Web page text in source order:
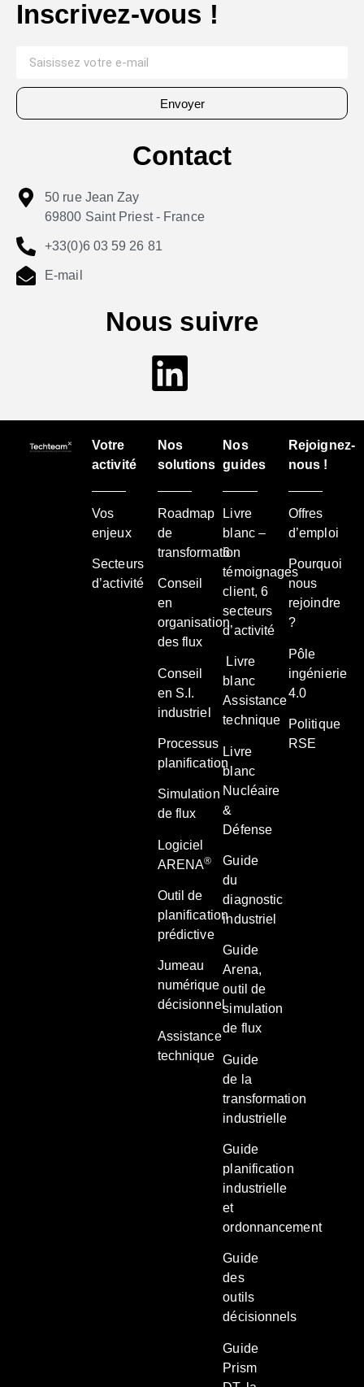
Inscrivez-vous !
Envoyer
Contact
50 rue Jean Zay
69800 Saint Priest - France
+33(0)6 03 59 26 81
E-mail
Nous suivre
Votre
activité
Vos
enjeux
Secteurs
d’activité
Nos
solutions
Roadmap
de
transformation
Conseil
en
organisation
des flux
Conseil
en S.I.
industriel
Processus
planification
Simulation
de flux
Logiciel
ARENA®
Outil de
planification
prédictive
Jumeau
numérique
décisionnel
Assistance
technique
Nos
guides
Livre
blanc –
6
témoignages
client, 6
secteurs
d’activité
Livre
blanc
Assistance
technique
Livre
blanc
Nucléaire
&
Défense
Guide
du
diagnostic
industriel
Guide
Arena,
outil de
simulation
de flux
Guide
de la
transformation
industrielle
Guide
planification
industrielle
et
ordonnancement
Guide
des
outils
décisionnels
Guide
Prism
Rejoignez-
nous !
Offres
d’emploi
Pourquoi
nous
rejoindre
?
Pôle
ingénierie
4.0
Politique
RSE